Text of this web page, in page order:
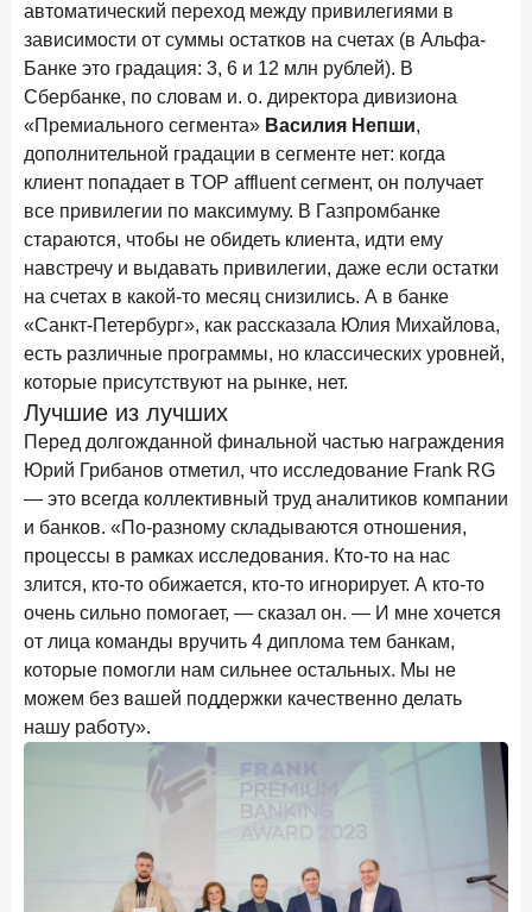
автоматический переход между привилегиями в
зависимости от суммы остатков на счетах (в Альфа-
Банке это градация: 3, 6 и 12 млн рублей). В
Сбербанке, по словам и. о. директора дивизиона
«Премиального сегмента» Василия Непши,
дополнительной градации в сегменте нет: когда
клиент попадает в TOP affluent сегмент, он получает
все привилегии по максимуму. В Газпромбанке
стараются, чтобы не обидеть клиента, идти ему
навстречу и выдавать привилегии, даже если остатки
на счетах в какой-то месяц снизились. А в банке
«Санкт-Петербург», как рассказала Юлия Михайлова,
есть различные программы, но классических уровней,
которые присутствуют на рынке, нет.
Лучшие из лучших
Перед долгожданной финальной частью награждения
Юрий Грибанов отметил, что исследование Frank RG
— это всегда коллективный труд аналитиков компании
и банков. «По-разному складываются отношения,
процессы в рамках исследования. Кто-то на нас
злится, кто-то обижается, кто-то игнорирует. А кто-то
очень сильно помогает, — сказал он. — И мне хочется
от лица команды вручить 4 диплома тем банкам,
которые помогли нам сильнее остальных. Мы не
можем без вашей поддержки качественно делать
нашу работу».